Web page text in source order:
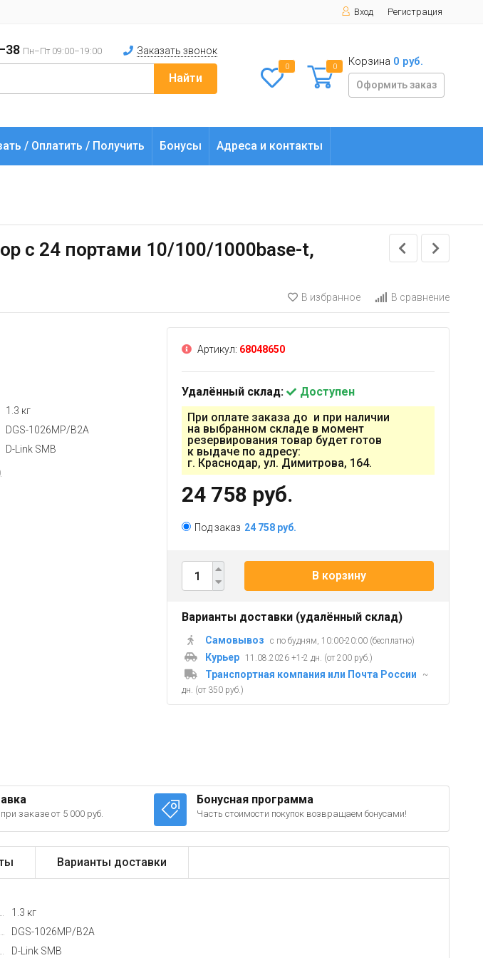
Вход Регистрация
Пн–Пт 09:00–19:00 Заказать звонок
Найти
0 0 Корзина 0 руб.
Оформить заказ
/ Оплатить / Получить Бонусы Адреса и контакты
с 24 портами 10/100/1000base-t,
В избранное В сравнение
1.3 кг
DGS-1026MP/B2A
D-Link SMB
Артикул: 68048650
Удалённый склад:
Доступен
При оплате заказа до и при наличии
на выбранном складе в момент
резервирования товар будет готов
к выдаче по адресу:
г. Краснодар, ул. Димитрова, 164.
24 758 руб.
Под заказ 24 758 руб.
В корзину
Варианты доставки (удалённый склад)
Самовывоз с по будням, 10:00-20:00 (бесплатно)
Курьер 11.08.2026 +1-2 дн. (от 200 руб.)
Транспортная компания или Почта России
~
дн. (от 350 руб.)
заказе от 5 000 руб.
Бонусная программа
Часть стоимости покупок возвращаем бонусами!
Варианты доставки
1.3 кг
DGS-1026MP/B2A
D-Link SMB